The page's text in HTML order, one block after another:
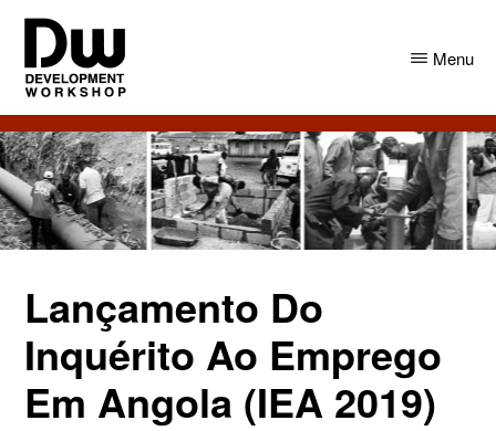
Skip
main
content
Skip
primary
sidebar
DW
Angola
Development
Workshop
Angola
Menu
Lançamento Do
Inquérito Ao Emprego
Em Angola (IEA 2019)